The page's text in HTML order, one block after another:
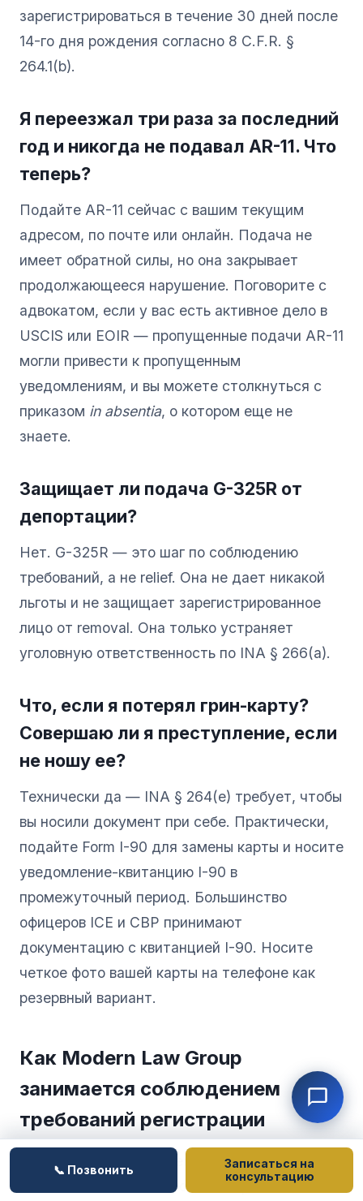
зарегистрироваться в течение 30 дней после
14-го дня рождения согласно 8 C.F.R. §
264.1(b).
Я переезжал три раза за последний
год и никогда не подавал AR-11. Что
теперь?
Подайте AR-11 сейчас с вашим текущим
адресом, по почте или онлайн. Подача не
имеет обратной силы, но она закрывает
продолжающееся нарушение. Поговорите с
адвокатом, если у вас есть активное дело в
USCIS или EOIR — пропущенные подачи AR-11
могли привести к пропущенным
уведомлениям, и вы можете столкнуться с
приказом in absentia, о котором еще не
знаете.
Защищает ли подача G-325R от
депортации?
Нет. G-325R — это шаг по соблюдению
требований, а не relief. Она не дает никакой
льготы и не защищает зарегистрированное
лицо от removal. Она только устраняет
уголовную ответственность по INA § 266(a).
Что, если я потерял грин-карту?
Совершаю ли я преступление, если
не ношу ее?
Технически да — INA § 264(e) требует, чтобы
вы носили документ при себе. Практически,
подайте Form I-90 для замены карты и носите
уведомление-квитанцию I-90 в
промежуточный период. Большинство
офицеров ICE и CBP принимают
документацию с квитанцией I-90. Носите
четкое фото вашей карты на телефоне как
резервный вариант.
Как Modern Law Group
занимается соблюдением
требований регистрации
Мы рассматриваем alien registration как
базовый элемент соблюдения требований
📞 Позвонить
Записаться на
консультацию